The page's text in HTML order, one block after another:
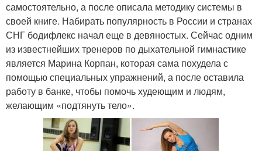
самостоятельно, а после описала методику системы в
своей книге. Набирать популярность в России и странах
СНГ бодифлекс начал еще в девяностых. Сейчас одним
из известнейших тренеров по дыхательной гимнастике
является Марина Корпан, которая сама похудела с
помощью специальных упражнений, а после оставила
работу в банке, чтобы помочь худеющим и людям,
желающим «подтянуть тело».